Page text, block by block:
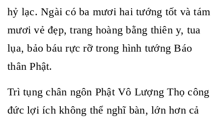
hỷ lạc. Ngài có ba mươi hai tướng tốt và tám
mươi vẻ đẹp, trang hoàng bằng thiên y, tua
lụa, bảo báu rực rỡ trong hình tướng Báo
thân Phật.
Trì tụng chân ngôn Phật Vô Lượng Thọ công
đức lợi ích không thể nghĩ bàn, lớn hơn cả